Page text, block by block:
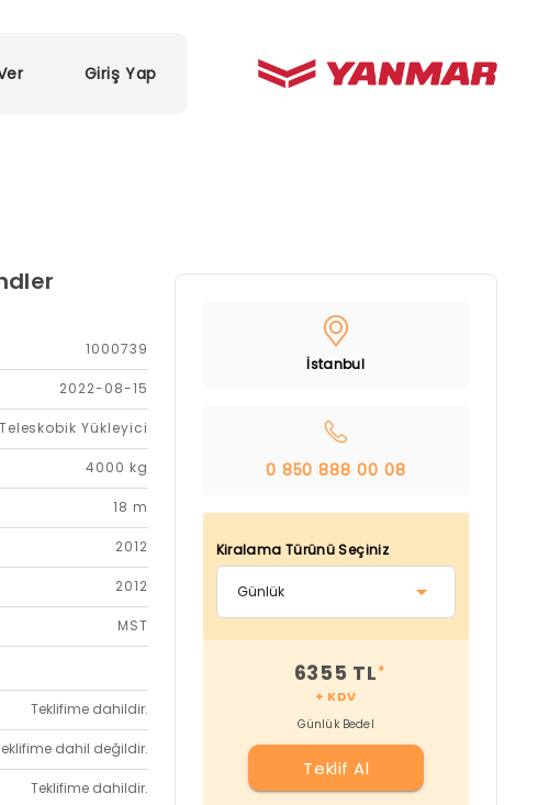
Giriş Yap
1000739
2022-08-15
Teleskobik Yükleyici
4000 kg
18 m
2012
2012
MST
Teklifime dahildir.
dahil değildir.
Teklifime dahildir.
İstanbul
0 850 888 00 08
Kiralama Türünü Seçiniz
6355 TL*
+ KDV
Günlük Bedel
Teklif Al